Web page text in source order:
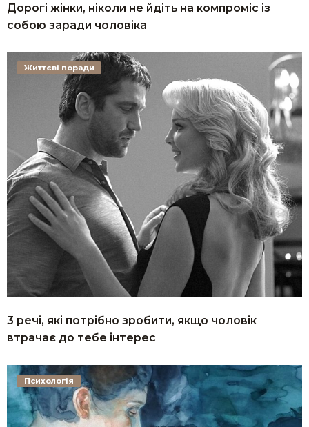
Дорогі жінки, ніколи не йдіть на компроміс із
собою заради чоловіка
3 речі, які потрібно зробити, якщо чоловік
втрачає до тебе інтерес
Життєві поради
Психологія